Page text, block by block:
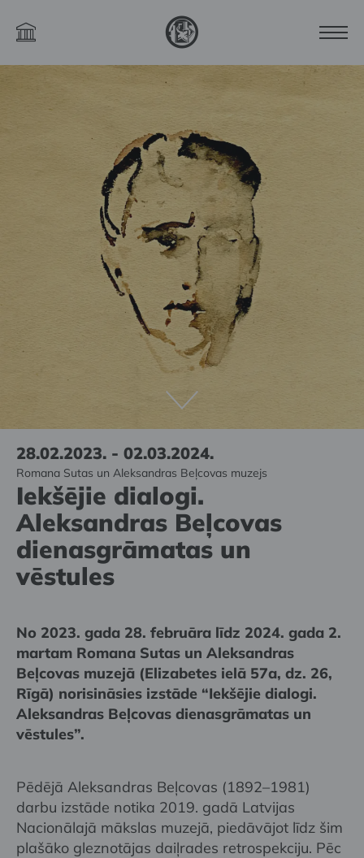
28.02.2023. - 02.03.2024.
Romana Sutas un Aleksandras Beļcovas muzejs
Iekšējie dialogi.
Aleksandras Beļcovas
dienasgrāmatas un
vēstules
No 2023. gada 28. februāra līdz 2024. gada 2.
martam Romana Sutas un Aleksandras
Beļcovas muzejā (Elizabetes ielā 57a, dz. 26,
Rīgā) norisināsies izstāde “Iekšējie dialogi.
Aleksandras Beļcovas dienasgrāmatas un
vēstules”.
Pēdējā Aleksandras Beļcovas (1892–1981)
darbu izstāde notika 2019. gadā Latvijas
Nacionālajā mākslas muzejā, piedāvājot līdz šim
plašāko gleznotājas daiļrades retrospekciju. Pēc